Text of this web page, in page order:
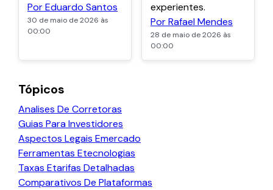
Por Eduardo Santos
30 de maio de 2026 às
00:00
experientes.
Por Rafael Mendes
28 de maio de 2026 às
00:00
Tópicos
Analises De Corretoras
Guias Para Investidores
Aspectos Legais Emercado
Ferramentas Etecnologias
Taxas Etarifas Detalhadas
Comparativos De Plataformas